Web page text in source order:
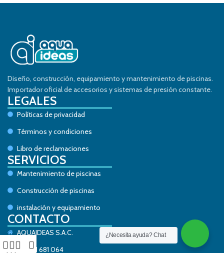
Diseño, construcción, equipamiento y mantenimiento de piscinas.
Importador oficial de accesorios y sistemas de presión constante.
LEGALES
Políticas de privacidad
Términos y condiciones
Libro de reclamaciones
SERVICIOS
Mantenimiento de piscinas
Construcción de piscinas
instalación y equipamiento
CONTACTO
AQUAIDEAS S.A.C.
+51 921 681 064
¿Necesita ayuda? Chat